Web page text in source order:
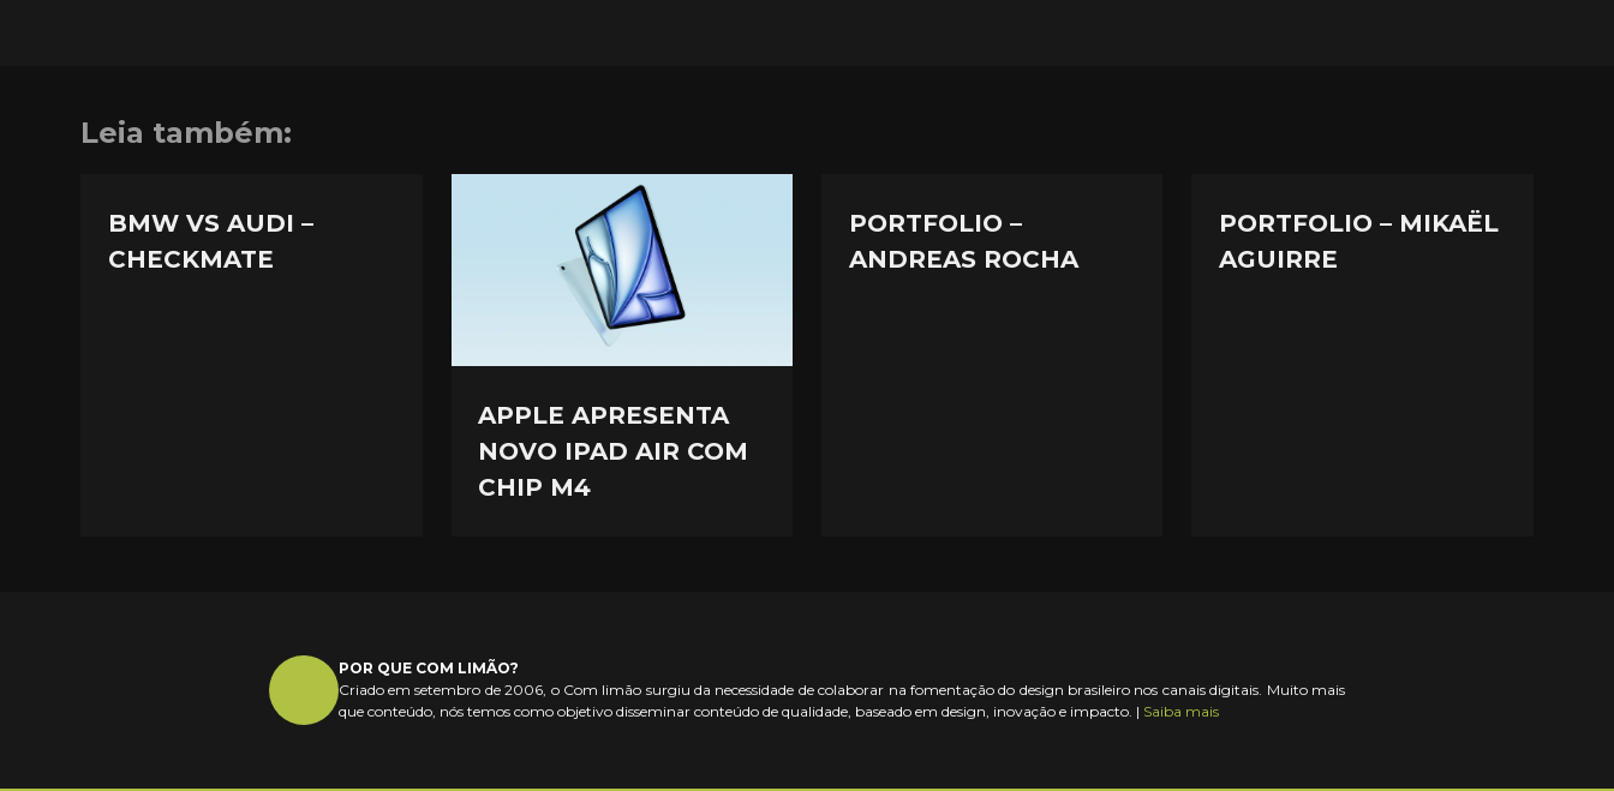
Leia também:
BMW VS AUDI –
CHECKMATE
APPLE APRESENTA
NOVO IPAD AIR COM
CHIP M4
PORTFOLIO –
ANDREAS ROCHA
PORTFOLIO – MIKAËL
AGUIRRE
POR QUE COM LIMÃO?
Criado em setembro de 2006, o Com limão surgiu da necessidade de colaborar na fomentação do design brasileiro nos canais digitais. Muito mais
que conteúdo, nós temos como objetivo disseminar conteúdo de qualidade, baseado em design, inovação e impacto. | Saiba mais